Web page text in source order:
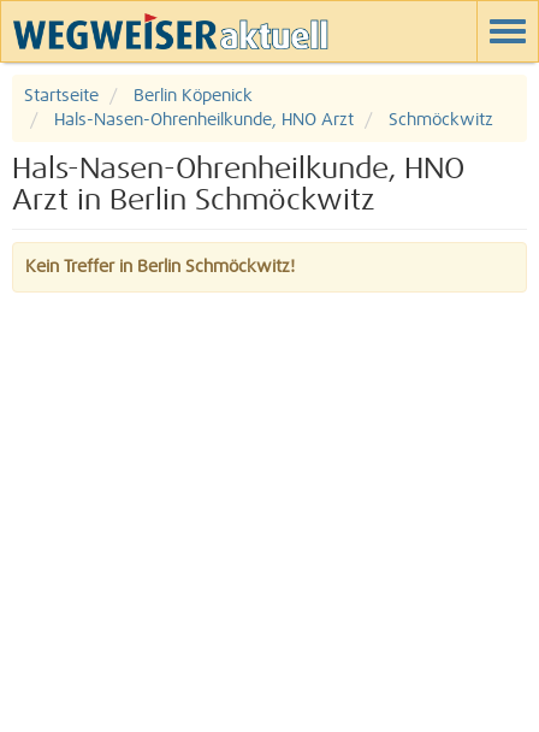
Startseite
Berlin Köpenick
Hals-Nasen-Ohrenheilkunde, HNO Arzt
Schmöckwitz
Hals-Nasen-Ohrenheilkunde, HNO
Arzt in Berlin Schmöckwitz
Kein Treffer in Berlin Schmöckwitz!